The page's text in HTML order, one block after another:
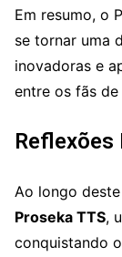
Em resumo, o
se tornar uma
inovadoras e
entre os fãs de
Reflexões
Ao longo
Proseka TTS,
conquistando